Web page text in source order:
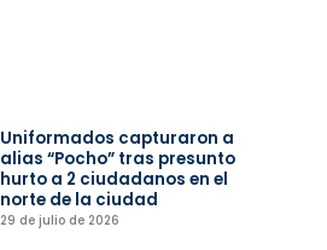
Uniformados capturaron a
alias “Pocho” tras presunto
hurto a 2 ciudadanos en el
norte de la ciudad
29 de julio de 2026